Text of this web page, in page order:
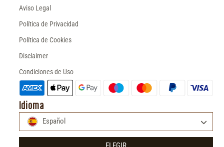
Aviso Legal
Política de Privacidad
Política de Cookies
Disclaimer
Condiciones de Uso
Idioma
Español